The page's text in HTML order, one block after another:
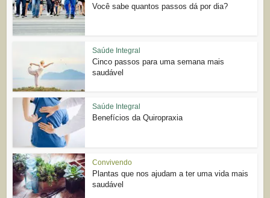
Você sabe quantos passos dá por dia?
Saúde Integral
Cinco passos para uma semana mais
saudável
Saúde Integral
Benefícios da Quiropraxia
Convivendo
Plantas que nos ajudam a ter uma vida mais
saudável